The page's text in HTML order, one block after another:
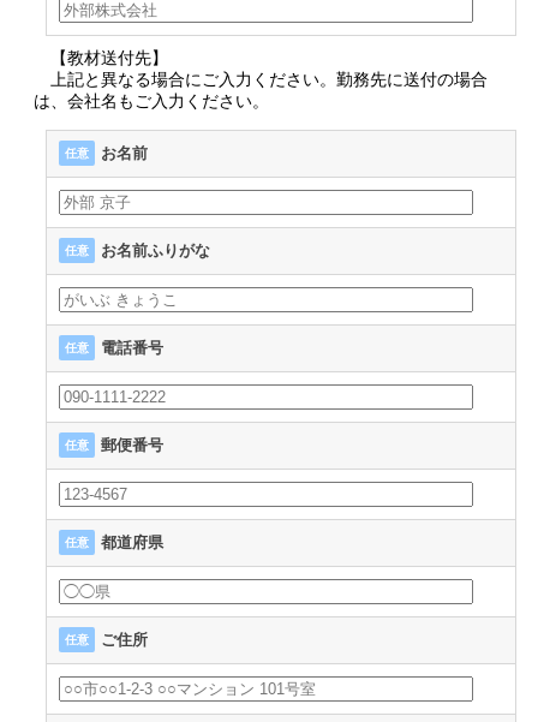
【教材送付先】
上記と異なる場合にご入力ください。勤務先に送付の場合
は、会社名もご入力ください。
任意 お名前
任意 お名前ふりがな
任意 電話番号
任意 郵便番号
任意 都道府県
任意 ご住所